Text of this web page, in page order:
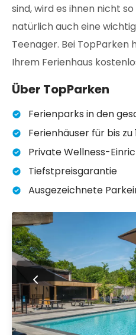
sind, wird es ihnen nicht
natürlich auch eine
Teenager. Bei TopParken
Ihrem Ferienhaus
Über TopParken
Ferienparks in den
Ferienhäuser für bis zu
Private Wellness-
Tiefstpreisgarantie
Ausgezeichnete